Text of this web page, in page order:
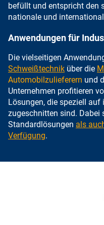
befüllt und entspricht den
nationale und
Anwendungen für
Die vielseitigen
Schweißtechnik über die
Automobilzulieferern und
Unternehmen profitieren
Lösungen, die speziell auf
zugeschnitten sind. Dabei
Standardlösungen als
Verfügung.